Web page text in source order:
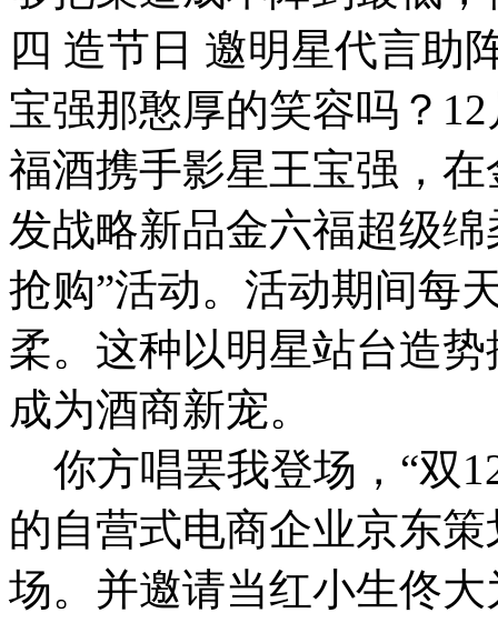
四 造节日 邀明星代言助
宝强那憨厚的笑容吗？
福酒携手影星王宝强，
发战略新品金六福超级
抢购”活动。活动期间每
柔。这种以明星站台造
成为酒商新宠。
你方唱罢我登场，“双
的自营式电商企业京东
场。并邀请当红小生佟